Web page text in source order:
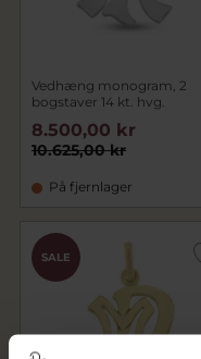
Vedhæng monogram, 2
bogstaver 14 kt. hvg.
10.625,00 kr
8.500,00 kr
På fjernlager
SALE